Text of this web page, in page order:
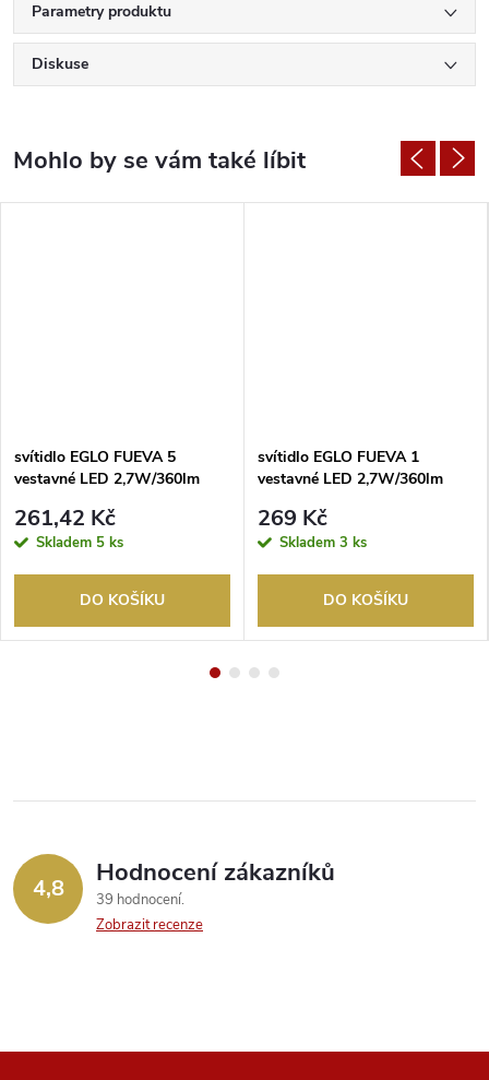
Parametry produktu
Diskuse
svítidlo EGLO FUEVA 5
vestavné LED 2,7W/360lm
261,42 Kč
Skladem 5 ks
DO KOŠÍKU
svítidlo EGLO FUEVA 1
vestavné LED 2,7W/360lm
269 Kč
Skladem 3 ks
DO KOŠÍKU
4,8 Hodnocení zákazníků
39 hodnocení
Zobrazit recenze